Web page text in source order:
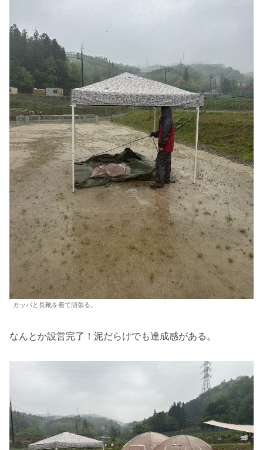
カッパと長靴を着て頑張る。
なんとか設営完了！泥だらけでも達成感がある。